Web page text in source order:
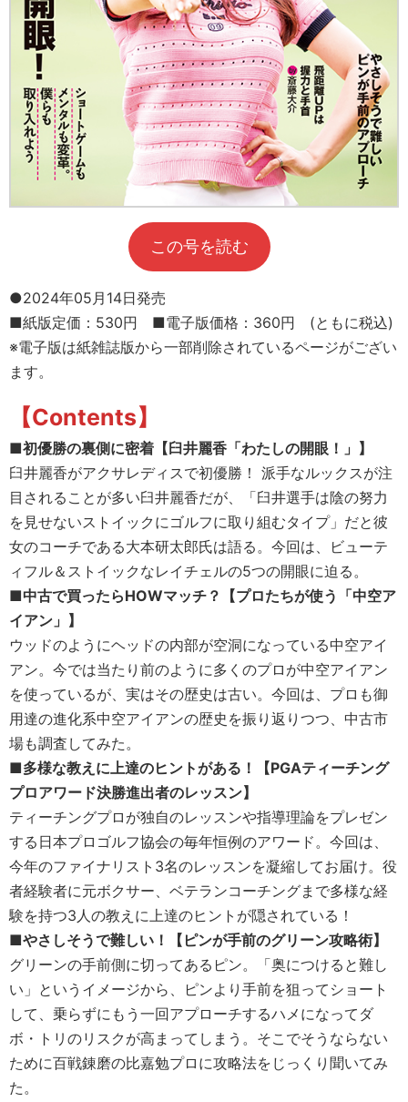
この号を読む
●2024年05月14日発売
■紙版定価：530円 ■電子版価格：360円 (ともに税込)
※電子版は紙雑誌版から一部削除されているページがござい
ます。
【Contents】
■初優勝の裏側に密着【臼井麗香「わたしの開眼！」】
臼井麗香がアクサレディスで初優勝！ 派手なルックスが注
目されることが多い臼井麗香だが、「臼井選手は陰の努力
を見せないストイックにゴルフに取り組むタイプ」だと彼
女のコーチである大本研太郎氏は語る。今回は、ビューテ
ィフル＆ストイックなレイチェルの5つの開眼に迫る。
■中古で買ったらHOWマッチ？【プロたちが使う「中空ア
イアン」】
ウッドのようにヘッドの内部が空洞になっている中空アイ
アン。今では当たり前のように多くのプロが中空アイアン
を使っているが、実はその歴史は古い。今回は、プロも御
用達の進化系中空アイアンの歴史を振り返りつつ、中古市
場も調査してみた。
■多様な教えに上達のヒントがある！【PGAティーチング
プロアワード決勝進出者のレッスン】
ティーチングプロが独自のレッスンや指導理論をプレゼン
する日本プロゴルフ協会の毎年恒例のアワード。今回は、
今年のファイナリスト3名のレッスンを凝縮してお届け。役
者経験者に元ボクサー、ベテランコーチングまで多様な経
験を持つ3人の教えに上達のヒントが隠されている！
■やさしそうで難しい！【ピンが手前のグリーン攻略術】
グリーンの手前側に切ってあるピン。「奥につけると難し
い」というイメージから、ピンより手前を狙ってショート
して、乗らずにもう一回アプローチするハメになってダ
ボ・トリのリスクが高まってしまう。そこでそうならない
ために百戦錬磨の比嘉勉プロに攻略法をじっくり聞いてみ
た。